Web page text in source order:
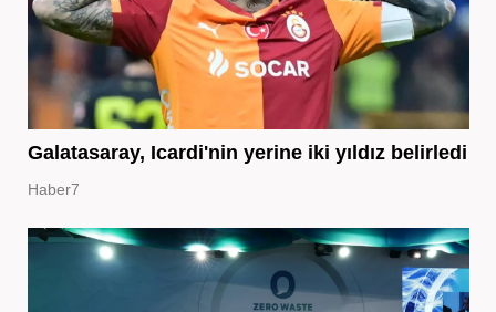
Galatasaray, Icardi'nin yerine iki yıldız belirledi
Haber7